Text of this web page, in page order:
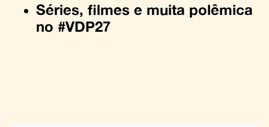
Séries, filmes e muita polêmica
no #VDP27